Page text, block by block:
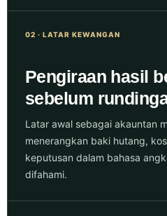
02 · LATAR KEWANGAN
Pengiraan hasil
sebelum
Latar awal sebagai akauntan
menerangkan baki hutang,
keputusan dalam bahasa
difahami.